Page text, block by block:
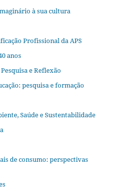
à sua cultura
Profissional da APS
anos
e Reflexão
pesquisa e formação
Saúde e Sustentabilidade
de consumo: perspectivas